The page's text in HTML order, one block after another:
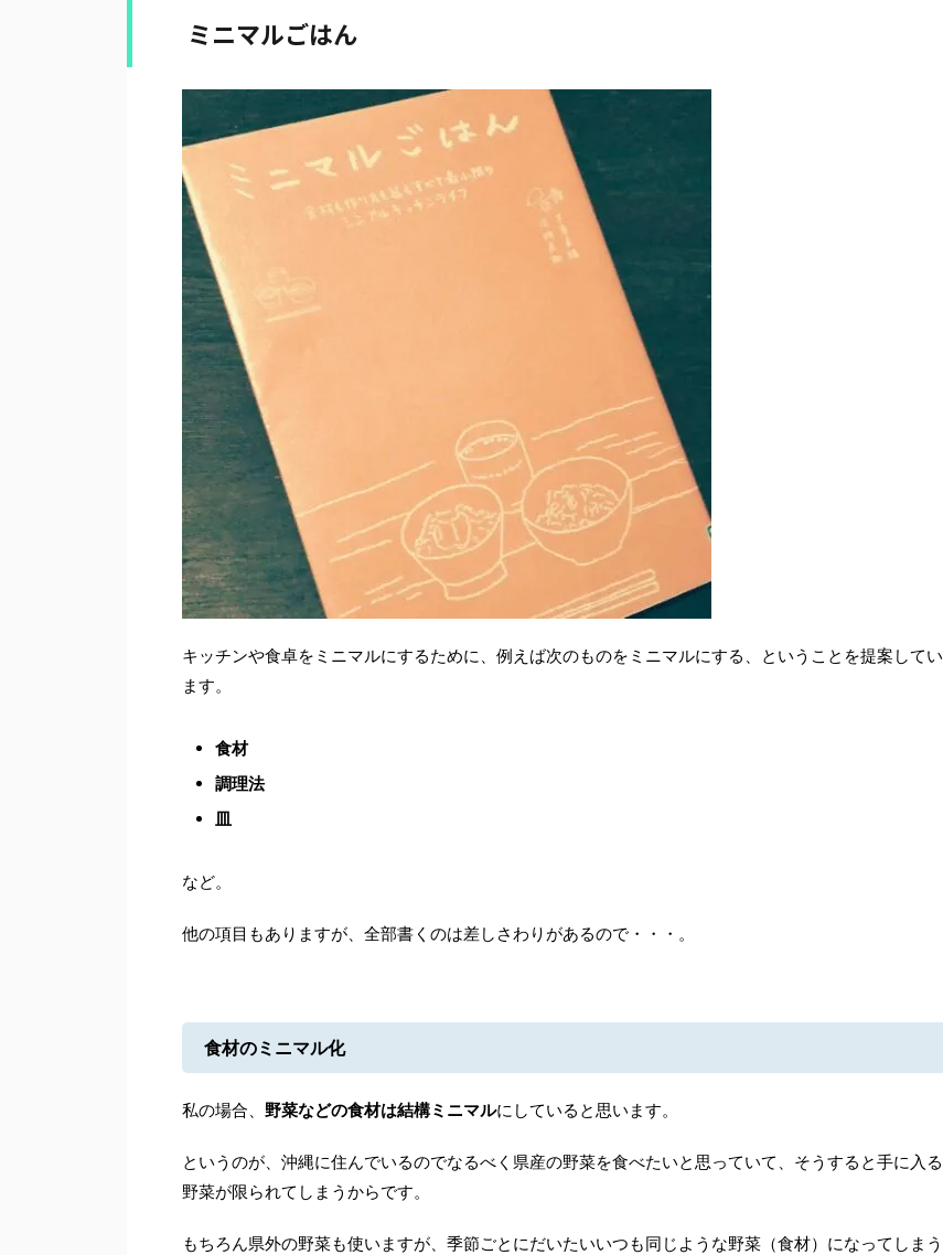
ミニマルごはん
キッチンや食卓をミニマルにするために、例えば次のものをミニマルにする、ということを提案してい
ます。
食材
調理法
皿
など。
他の項目もありますが、全部書くのは差しさわりがあるので・・・。
食材のミニマル化
私の場合、 野菜などの食材は結構ミニマルにしていると思います。
というのが、沖縄に住んでいるのでなるべく県産の野菜を食べたいと思っていて、そうすると手に入る
野菜が限られてしまうからです。
もちろん県外の野菜も使いますが、季節ごとにだいたいいつも同じような野菜（食材）になってしまう